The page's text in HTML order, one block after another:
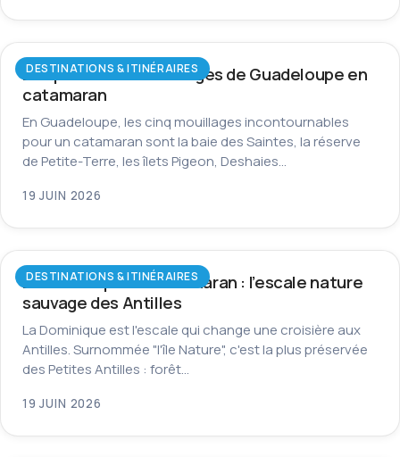
DESTINATIONS & ITINÉRAIRES
Les plus beaux mouillages de Guadeloupe en
catamaran
En Guadeloupe, les cinq mouillages incontournables
pour un catamaran sont la baie des Saintes, la réserve
de Petite-Terre, les îlets Pigeon, Deshaies…
19 JUIN 2026
DESTINATIONS & ITINÉRAIRES
La Dominique en catamaran : l’escale nature
sauvage des Antilles
La Dominique est l'escale qui change une croisière aux
Antilles. Surnommée "l'île Nature", c'est la plus préservée
des Petites Antilles : forêt…
19 JUIN 2026